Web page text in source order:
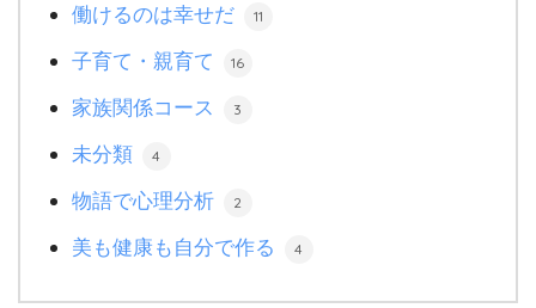
働けるのは幸せだ 11
子育て・親育て 16
家族関係コース 3
未分類 4
物語で心理分析 2
美も健康も自分で作る 4